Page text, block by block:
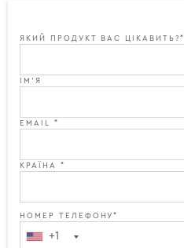
ЯКИЙ ПРОДУКТ ВАС ЦІКАВИТЬ?*
ІМ'Я
EMAIL *
КРАЇНА *
НОМЕР ТЕЛЕФОНУ*
+1